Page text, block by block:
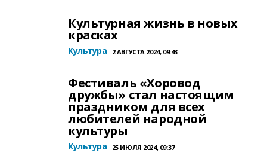
Культурная жизнь в новых
красках
Культура 2 АВГУСТА 2024, 09:43
Фестиваль «Хоровод
дружбы» стал настоящим
праздником для всех
любителей народной
культуры
Культура 25 ИЮЛЯ 2024, 09:37